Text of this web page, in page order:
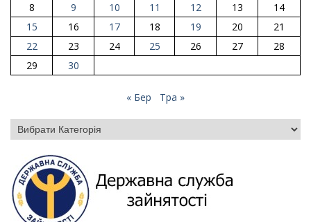
8
9 10 11 12 13
14
15
16 17 18 19 20
21
22
23 24 25 26 27
28
29
30
« Бер Тра »
Категорії